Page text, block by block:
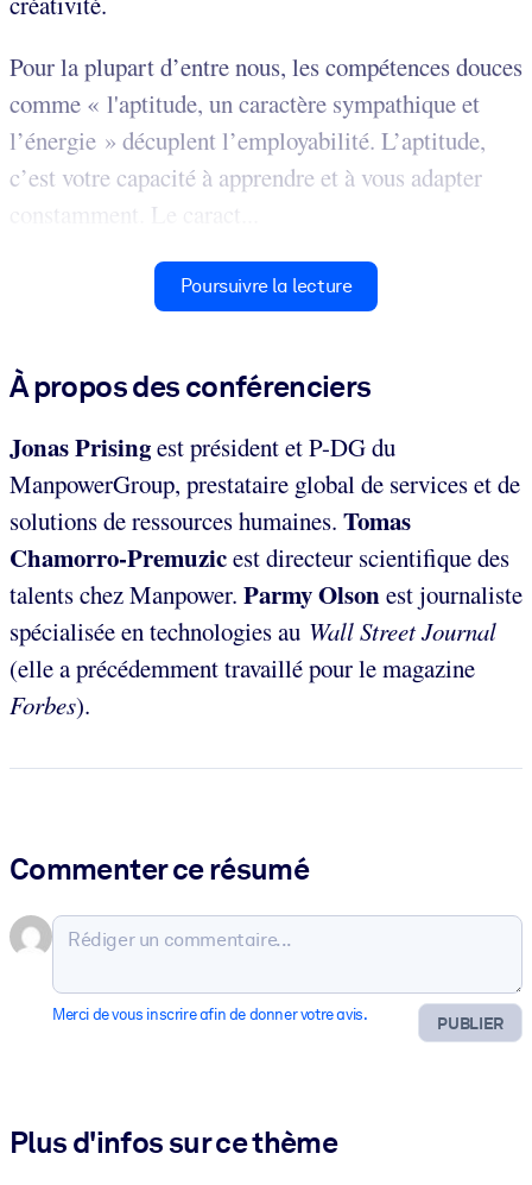
Pour la plupart d’entre nous, les compétences douces
comme « l'aptitude, un caractère sympathique et
l’énergie » décuplent l’employabilité. L’aptitude,
c’est votre capacité à apprendre et à vous adapter
constamment. Le caract...
Poursuivre la lecture
À propos des conférenciers
Jonas Prisingest président et P-DG du
ManpowerGroup, prestataire global de services et de
solutions de ressources humaines. Tomas
Chamorro-Premuzicest directeur scientifique des
talents chez Manpower. Parmy Olsonest journaliste
spécialisée en technologies au Wall Street Journal
(elle a précédemment travaillé pour le magazine
Forbes).
Commenter ce résumé
PUBLIER
Merci de vous inscrire afin de donner votre avis.
Plus d'infos sur ce thème